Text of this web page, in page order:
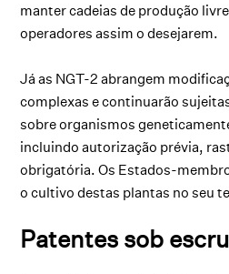
manter cadeias de produção
operadores assim o desejarem.
Já as NGT-2 abrangem
complexas e continuarão
sobre organismos
incluindo autorização prévia,
obrigatória. Os Estados-
o cultivo destas plantas no seu
Patentes sob